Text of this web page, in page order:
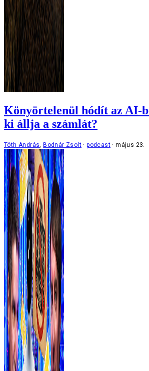
Könyörtelenül hódít az AI-
ki állja a számlát?
Tóth András, Bodnár Zsolt podcast május 23.